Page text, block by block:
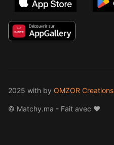
2025 with by OMZOR Creations
© Matchy.ma - Fait avec ❤️